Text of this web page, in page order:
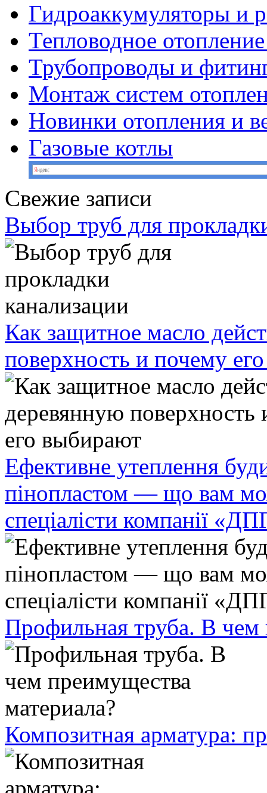
Гидроаккумуляторы и
Тепловодное
Трубопроводы и
Монтаж систем
Новинки отопления и
Газовые котлы
Свежие записи
Выбор труб для
Как защитное масло
поверхность и почему
Ефективне утеплення
пінопластом — що вам
спеціалісти компанії
Профильная труба. В чем
Композитная арматура: